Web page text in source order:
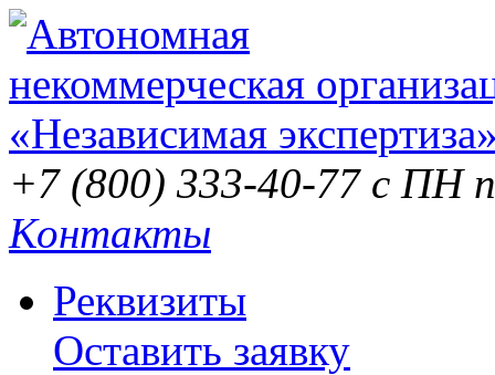
+7 (800) 333-40-77 с ПН
Контакты
Реквизиты
Оставить заявку